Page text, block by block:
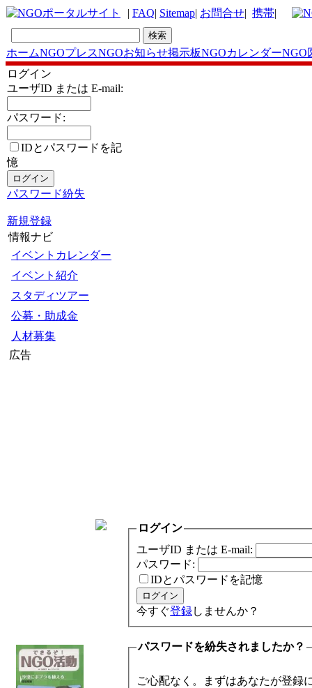
| FAQ| Sitemap| お問合せ| 携帯|
ホームNGOプレスNGOお知らせ掲示板NGOカレンダーNGO
ログイン
ユーザID または E-mail:
パスワード:
IDとパスワードを記
憶
パスワード紛失
新規登録
情報ナビ
イベントカレンダー
イベント紹介
スタディツアー
公募・助成金
人材募集
広告
ログイン
ユーザID または E-mail:
パスワード:
IDとパスワードを記憶
今すぐ登録しませんか？
パスワードを紛失されましたか？
ご心配なく。まずはあなたが登録